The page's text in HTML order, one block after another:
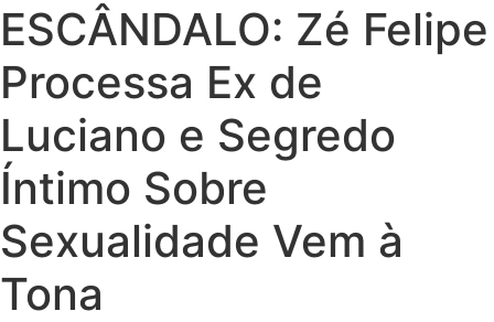
ESCÂNDALO: Zé Felipe
Processa Ex de
Luciano e Segredo
Íntimo Sobre
Sexualidade Vem à
Tona